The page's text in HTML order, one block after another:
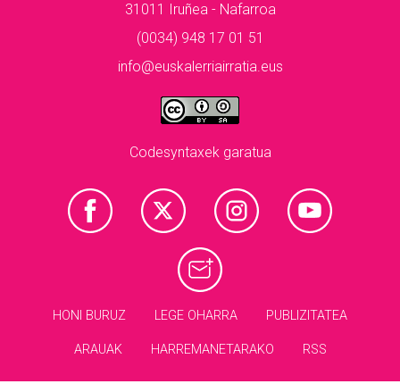
31011 Iruñea - Nafarroa
(0034) 948 17 01 51
info@euskalerriairratia.eus
Codesyntaxek garatua
HONI BURUZ LEGE OHARRA PUBLIZITATEA
ARAUAK HARREMANETARAKO RSS